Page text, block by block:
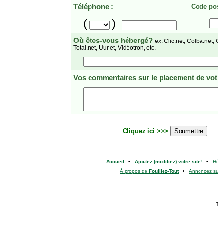
Téléphone : Code
( )
Où êtes-vous hébergé? ex: Clic.net, Colba.net,
Total.net, Uunet, Vidéotron, etc.
Vos commentaires sur le placement de
Cliquez ici >>>
Accueil • Ajoutez (modifiez) votre site!•
À propos de Fouillez-Tout• Annoncez